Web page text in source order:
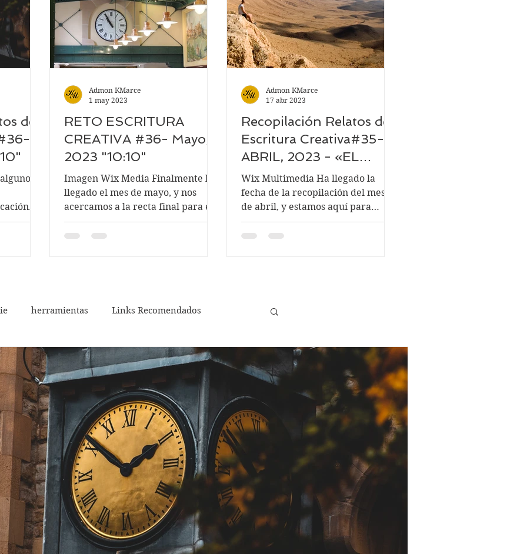
de
RETO ESCRITURA
CREATIVA #36- Mayo,
2023 "10:10"
Imagen Wix Media Finalmente ha
llegado el mes de mayo, y nos
acercamos a la recta final para el
mes de junio, cuando finalizamos
el...
Admon KMarce
1 may 2023
Recopilación Relatos de
Escritura Creativa#35-
ABRIL, 2023 - «EL
VALLE DE LOS
HUESOS»
Wix Multimedia Ha llegado la
fecha de la recopilación del mes
de abril, y estamos aquí para
publicar los trabajos recibidos.
Les...
Admon KMarce
17 abr 2023
herramientas Links Recomendados
blog enero, 2020 febrero 2020
Julio, 2020 agosto, 2020 septiembre, 2020
enero febrero Desafío de palabras
Herramientas de escritura